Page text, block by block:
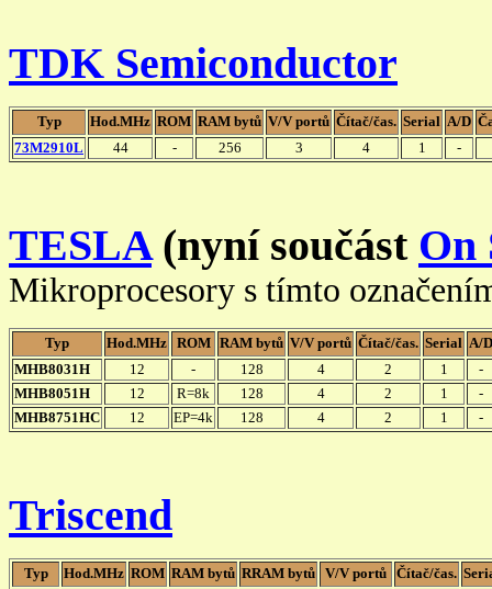
TDK Semiconductor
Typ Hod.MHz ROM RAM bytů V/V portů Čítač/čas. Serial A/D
73M2910L
44 - 256 3 4 1 -
TESLA(nyní součást On
Mikroprocesory s tímto
Typ Hod.MHz ROM RAM bytů V/V portů Čítač/čas. Serial A/D
MHB8031H
12 - 128 4 2 1
-
MHB8051H
12 R=8k 128 4 2 1
-
MHB8751HC
12 EP=4k 128 4 2 1 -
Triscend
Typ Hod.MHz ROM RAM bytů RRAM bytů V/V portů Čítač/čas.